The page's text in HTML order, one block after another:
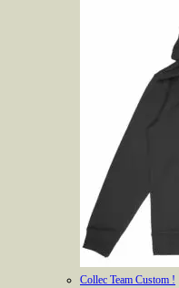
Collec Team Custom !